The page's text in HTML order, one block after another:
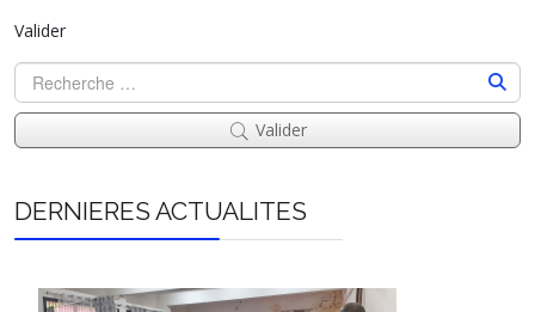
Valider
Valider
DERNIERES ACTUALITES